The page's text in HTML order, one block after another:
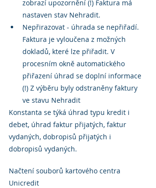
zobrazí upozornění (!) Faktura má
nastaven stav Nehradit.
Nepřirazovat - úhrada se nepřiřadí.
Faktura je vyloučena z možných
dokladů, které lze přiřadit. V
procesním okně automatického
přiřazení úhrad se doplní informace
(!) Z výběru byly odstraněny faktury
ve stavu Nehradit
Konstanta se týká úhrad typu kredit i
debet, úhrad faktur přijatých, faktur
vydaných, dobropisů přijatých i
dobropisů vydaných.
Načtení souborů kartového centra
Unicredit